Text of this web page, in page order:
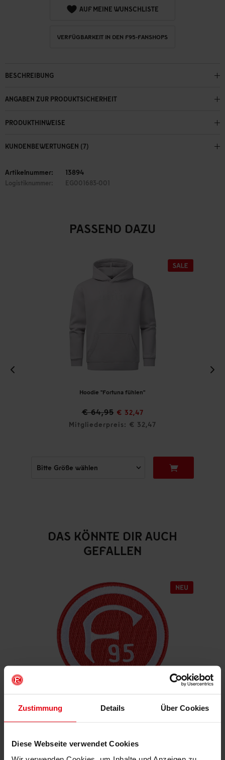
Zustimmung Details Über Cookies
Diese Webseite verwendet Cookies
AUF MEINE WUNSCHLISTE
VERFÜGBARKEIT IN DEN F95-FANSHOPS
BESCHREIBUNG
ANGABEN ZUR PRODUKTSICHERHEIT
PRODUKTHINWEISE
KUNDENBEWERTUNGEN (7)
Artikelnummer: 13894
Logistiknummer: EG001683-001
PASSEND DAZU
Hoodie "Fortuna fühlen"
€ 64,95 € 32,47
Mitgliederpreis: € 32,47
DAS KÖNNTE DIR AUCH
GEFALLEN
Mitgliederpreis: € 4,46